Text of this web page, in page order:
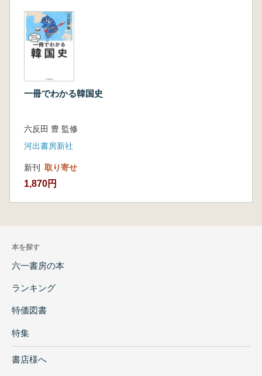
一冊でわかる韓国史
六反田 豊 監修
河出書房新社
新刊 取り寄せ
1,870円
本を探す
六一書房の本
ランキング
特価図書
特集
書店様へ